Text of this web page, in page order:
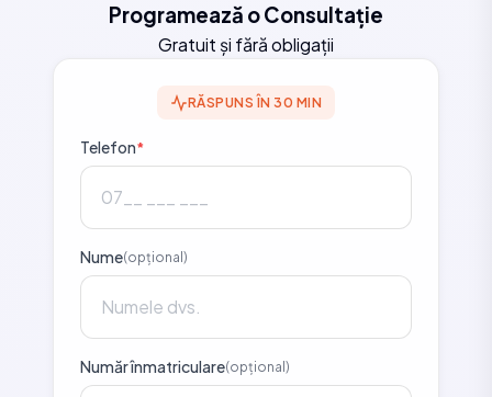
Programează o Consultație
Gratuit și fără obligații
RĂSPUNS ÎN 30 MIN
Telefon*
Nume(opțional)
Număr înmatriculare(opțional)